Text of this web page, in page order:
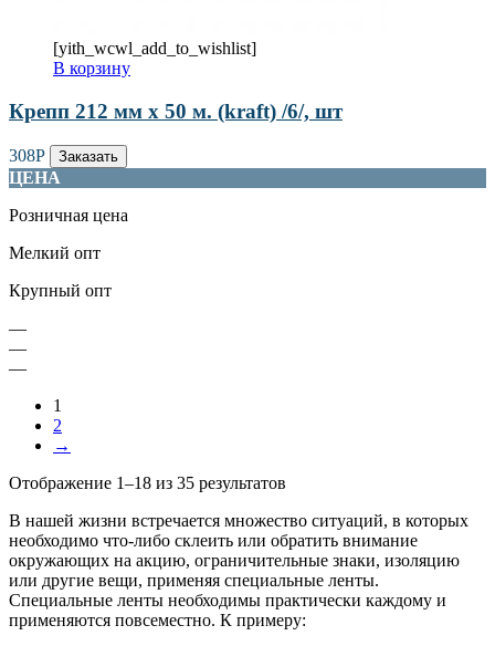
[yith_wcwl_add_to_wishlist]
В корзину
Крепп 212 мм х 50 м. (kraft) /6/, шт
308Р Заказать
ЦЕНА
Розничная цена
Мелкий опт
Крупный опт
—
—
—
1
2
→
Отображение 1–18 из 35 результатов
В нашей жизни встречается множество ситуаций, в которых
необходимо что-либо склеить или обратить внимание
окружающих на акцию, ограничительные знаки, изоляцию
или другие вещи, применяя специальные ленты.
Специальные ленты необходимы практически каждому и
применяются повсеместно. К примеру: